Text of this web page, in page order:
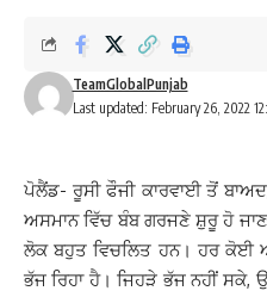
Last updated: February 26, 2022
TeamGlobalPunjab
ਪੋਲੈਂਡ- ਰੂਸੀ ਫੌਜੀ ਕਾਰਵਾਈ ਤੋਂ
ਅਸਮਾਨ ਵਿੱਚ ਬੰਬ ਗਰਜਣੇ ਸ਼ੁਰੂ ਹੋ
ਲੋਕ ਬਹੁਤ ਵਿਚਲਿਤ ਹਨ। ਹਰ
ਭੱਜ ਰਿਹਾ ਹੈ। ਜਿਹੜੇ ਭੱਜ ਨਹੀਂ ਸਕੇ,